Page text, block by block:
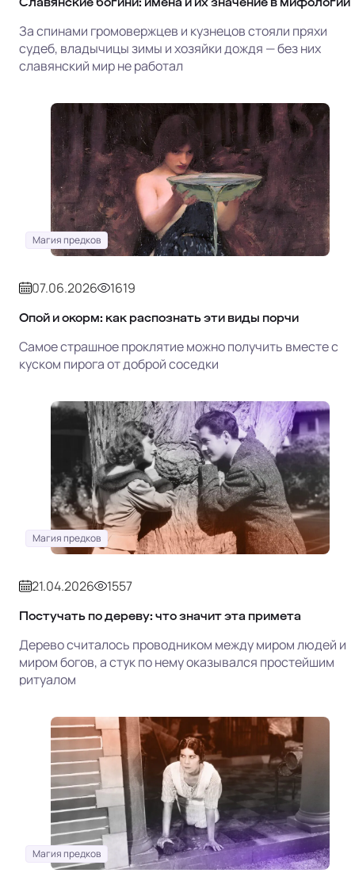
За спинами громовержцев и кузнецов стояли пряхи
судеб, владычицы зимы и хозяйки дождя — без них
славянский мир не работал
Магия предков
07.06.2026 1619
Опой и окорм: как распознать эти виды порчи
Самое страшное проклятие можно получить вместе с
куском пирога от доброй соседки
Магия предков
21.04.2026 1557
Постучать по дереву: что значит эта примета
Дерево считалось проводником между миром людей и
миром богов, а стук по нему оказывался простейшим
ритуалом
Магия предков